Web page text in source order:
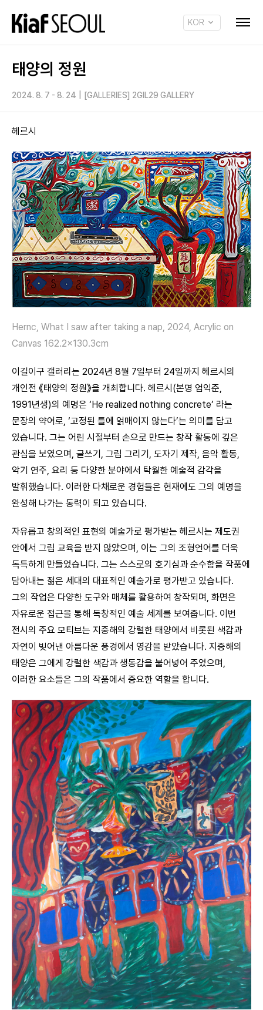
KOR
태양의 정원
2024. 8. 7 - 8. 24 [GALLERIES] 2GIL29 GALLERY
헤르시
Hernc, What I saw after taking a nap, 2024, Acrylic on
Canvas 162.2×130.3cm
이길이구 갤러리는 2024년 8월 7일부터 24일까지 헤르시의
개인전 《태양의 정원》을 개최합니다. 헤르시(본명 엄익준,
1991년생)의 예명은 ‘He realized nothing concrete’ 라는
문장의 약어로, ‘고정된 틀에 얽매이지 않는다’는 의미를 담고
있습니다. 그는 어린 시절부터 손으로 만드는 창작 활동에 깊은
관심을 보였으며, 글쓰기, 그림 그리기, 도자기 제작, 음악 활동,
악기 연주, 요리 등 다양한 분야에서 탁월한 예술적 감각을
발휘했습니다. 이러한 다채로운 경험들은 현재에도 그의 예명을
완성해 나가는 동력이 되고 있습니다.
자유롭고 창의적인 표현의 예술가로 평가받는 헤르시는 제도권
안에서 그림 교육을 받지 않았으며, 이는 그의 조형언어를 더욱
독특하게 만들었습니다. 그는 스스로의 호기심과 순수함을 작품에
담아내는 젊은 세대의 대표적인 예술가로 평가받고 있습니다.
그의 작업은 다양한 도구와 매체를 활용하여 창작되며, 화면은
자유로운 접근을 통해 독창적인 예술 세계를 보여줍니다. 이번
전시의 주요 모티브는 지중해의 강렬한 태양에서 비롯된 색감과
자연이 빚어낸 아름다운 풍경에서 영감을 받았습니다. 지중해의
태양은 그에게 강렬한 색감과 생동감을 불어넣어 주었으며,
이러한 요소들은 그의 작품에서 중요한 역할을 합니다.